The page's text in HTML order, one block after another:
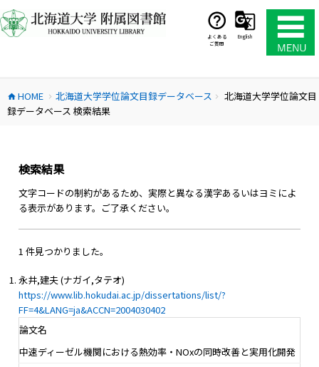
ン
テ
ス
キ
よくある
ご質問
English
home HOME chevron_right 北海道大学学位論文目録データベース chevron_right
北海道大学学位論文目
録データベース 検索結果
検索結果
文字コードの制約があるため、実際と異なる漢字あるいはヨミによ
る表示があります。ご了承ください。
1 件見つかりました。
永井,建夫 (ナガイ,タテオ)
https://www.lib.hokudai.ac.jp/dissertations/list/?
FF=4&LANG=ja&ACCN=2004030402
論文名
中速ディーゼル機関における熱効率・NOxの同時改善と実用化開発